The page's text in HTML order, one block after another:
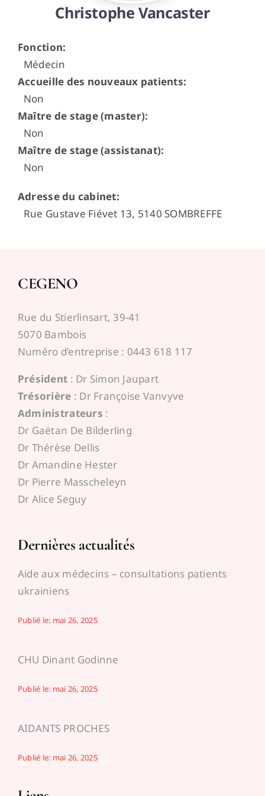
Christophe Vancaster
Fonction:
Médecin
Accueille des nouveaux patients:
Non
Maître de stage (master):
Non
Maître de stage (assistanat):
Non
Adresse du cabinet:
Rue Gustave Fiévet 13, 5140 SOMBREFFE
CEGENO
Rue du Stierlinsart, 39-41
5070 Bambois
Numéro d’entreprise : 0443 618 117
Président : Dr Simon Jaupart
Trésorière : Dr Françoise Vanvyve
Administrateurs :
Dr Gaëtan De Bilderling
Dr Thérèse Dellis
Dr Amandine Hester
Dr Pierre Masscheleyn
Dr Alice Seguy
Dernières actualités
Aide aux médecins – consultations patients
ukrainiens
Publié le: mai 26, 2025
CHU Dinant Godinne
Publié le: mai 26, 2025
AIDANTS PROCHES
Publié le: mai 26, 2025